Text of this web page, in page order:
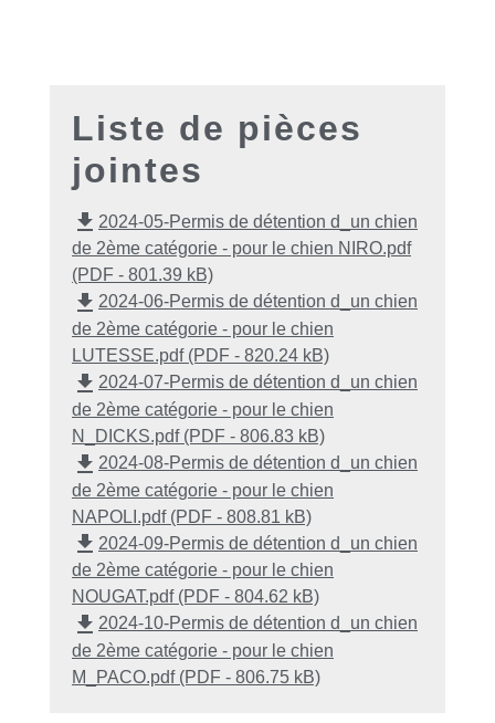
Liste de pièces
jointes
file_download 2024-05-Permis de détention d_un chien
de 2ème catégorie - pour le chien NIRO.pdf
(PDF - 801.39 kB)
file_download 2024-06-Permis de détention d_un chien
de 2ème catégorie - pour le chien
LUTESSE.pdf (PDF - 820.24 kB)
file_download 2024-07-Permis de détention d_un chien
de 2ème catégorie - pour le chien
N_DICKS.pdf (PDF - 806.83 kB)
file_download 2024-08-Permis de détention d_un chien
de 2ème catégorie - pour le chien
NAPOLI.pdf (PDF - 808.81 kB)
file_download 2024-09-Permis de détention d_un chien
de 2ème catégorie - pour le chien
NOUGAT.pdf (PDF - 804.62 kB)
file_download 2024-10-Permis de détention d_un chien
de 2ème catégorie - pour le chien
M_PACO.pdf (PDF - 806.75 kB)